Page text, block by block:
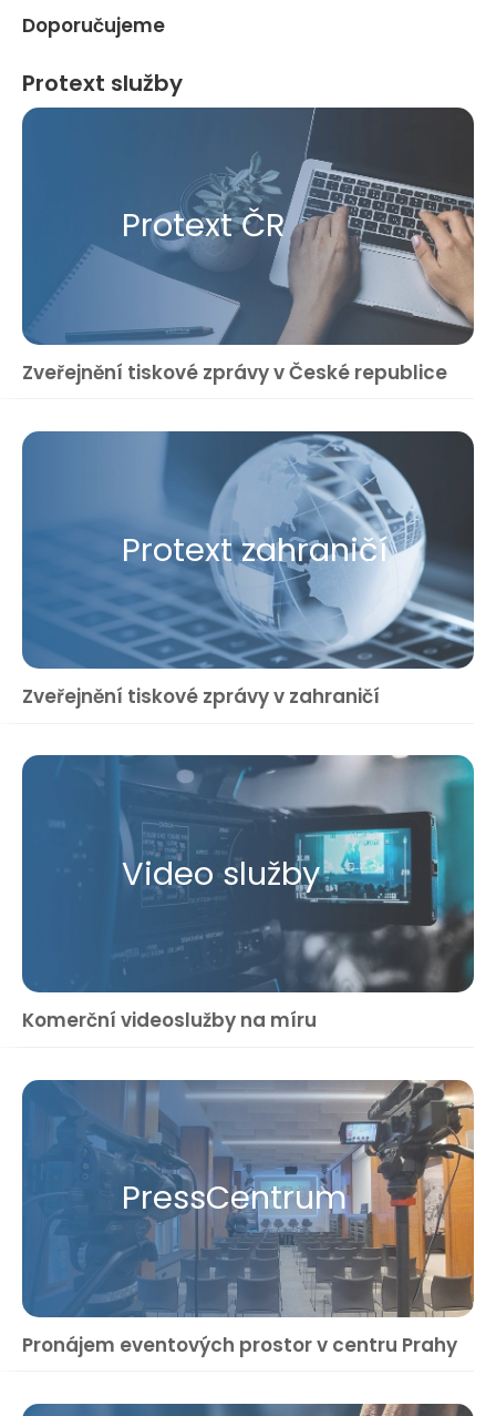
Doporučujeme
Protext služby
Protext ČR
Zveřejnění tiskové zprávy v České republice
Protext zahraničí
Zveřejnění tiskové zprávy v zahraničí
Video služby
Komerční videoslužby na míru
Press​Centrum
Pronájem eventových prostor v centru Prahy